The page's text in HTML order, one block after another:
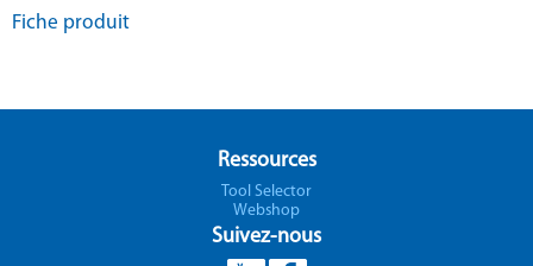
Fiche produit
Ressources
Tool Selector
Webshop
Suivez-nous